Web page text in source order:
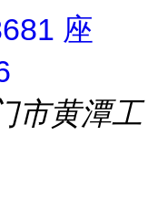
座
市黄潭工